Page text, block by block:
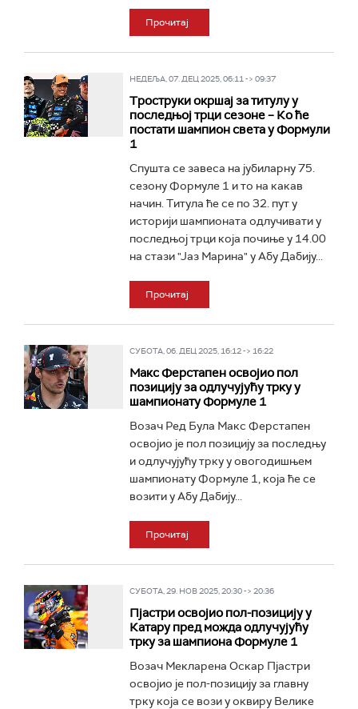
Прочитај
НЕДЕЉА, 07. ДЕЦ 2025, 06:11 -> 09:37
Троструки окршај за титулу у
последњој трци сезоне – Ко ће
постати шампион света у Формули
1
Спушта се завеса на јубиларну 75.
сезону Формуле 1 и то на какав
начин. Титула ће се по 32. пут у
историји шампионата одлучивати у
последњој трци која почиње у 14.00
на стази "Јаз Марина" у Абу Дабију...
Прочитај
СУБОТА, 06. ДЕЦ 2025, 16:12 -> 16:22
Макс Ферстапен освојио пол
позицију за одлучујућу трку у
шампионату Формуле 1
Возач Ред Була Макс Ферстапен
освојио је пол позицију за последњу
и одлучујућу трку у овогодишњем
шампионату Формуле 1, која ће се
возити у Абу Дабију...
Прочитај
СУБОТА, 29. НОВ 2025, 20:30 -> 20:36
Пјастри освојио пол-позицију у
Катару пред можда одлучујућу
трку за шампиона Формуле 1
Возач Мекларена Оскар Пјастри
освојио је пол-позицију за главну
трку која се вози у оквиру Велике